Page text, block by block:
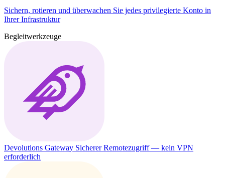
Sichern, rotieren und überwachen Sie jedes privilegierte Konto in
Ihrer Infrastruktur
Begleitwerkzeuge
Devolutions Gateway Sicherer Remotezugriff — kein VPN
erforderlich